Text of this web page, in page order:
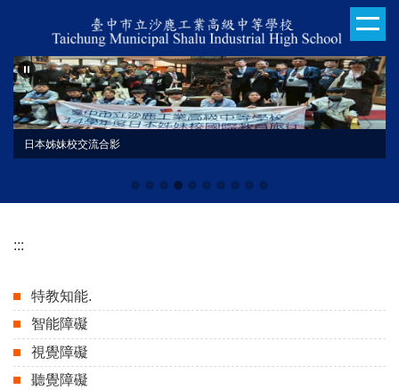
主
要
內
容
日本姊妹校交流合影
113學年度技藝競賽
:::
特教知能.
智能障礙
視覺障礙
聽覺障礙